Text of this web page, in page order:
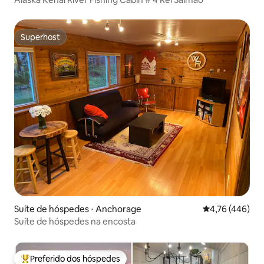
Superhost
Superhost
Suíte de hóspedes ⋅ Anchorage 4,76 de uma
4,76 (446)
Suíte de hóspedes na encosta
Preferido dos hóspedes